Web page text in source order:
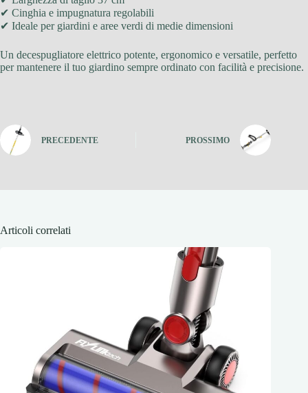
✔ Cinghia e impugnatura regolabili
✔ Ideale per giardini e aree verdi di medie dimensioni
Un decespugliatore elettrico potente, ergonomico e versatile, perfetto
per mantenere il tuo giardino sempre ordinato con facilità e precisione.
PRECEDENTE PROSSIMO
Articoli correlati